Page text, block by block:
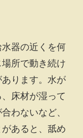
器の近くを何
所で動き続け
ります。水が
床材が湿って
わないなど、
あると、舐め